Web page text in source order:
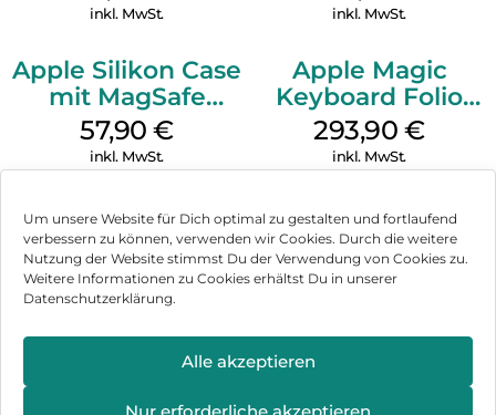
Um unsere Website für Dich optimal zu gestalten und fortlaufend
verbessern zu können, verwenden wir Cookies. Durch die weitere
Nutzung der Website stimmst Du der Verwendung von Cookies zu.
Weitere Informationen zu Cookies erhältst Du in unserer
Datenschutzerklärung.
Alle akzeptieren
Nur erforderliche akzeptieren
inkl. MwSt. inkl. MwSt.
Apple Silikon Case
mit MagSafe
iPhone 14 Pro
(PRODUCT)RED
57,90€
inkl. MwSt.
Apple Magic
Keyboard Folio
iPad 10.9″ (10.Gen.)
Weiß
293,90€
inkl. MwSt.
Impressum